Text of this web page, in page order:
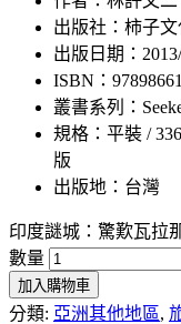
出版社：柿子文
出版日期：
ISBN：
叢書系列：
規格：平裝 /
版
出版地：台灣
印度謎城：驚歎瓦拉
數量
加入購物車
分類: 亞洲其他地區,